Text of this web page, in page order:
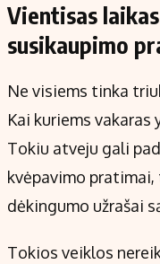
Vientisas
susikaupimo
Ne visiems tinka
Kai kuriems
Tokiu atveju gali
kvėpavimo
dėkingumo užrašai
Tokios veiklos